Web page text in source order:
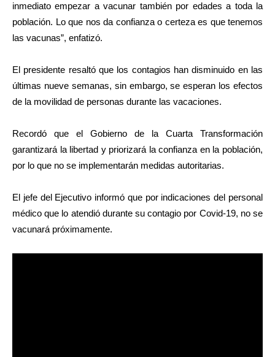
inmediato empezar a vacunar también por edades a toda la
población. Lo que nos da confianza o certeza es que tenemos
las vacunas”, enfatizó.
El presidente resaltó que los contagios han disminuido en las
últimas nueve semanas, sin embargo, se esperan los efectos
de la movilidad de personas durante las vacaciones.
Recordó que el Gobierno de la Cuarta Transformación
garantizará la libertad y priorizará la confianza en la población,
por lo que no se implementarán medidas autoritarias.
El jefe del Ejecutivo informó que por indicaciones del personal
médico que lo atendió durante su contagio por Covid-19, no se
vacunará próximamente.